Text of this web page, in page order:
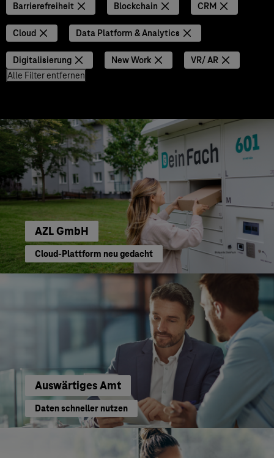
Barrierefreiheit Blockchain CRM
Cloud Data Platform & Analytics
Digitalisierung New Work
VR/ AR
Alle Filter entfernen
AZL GmbH
Cloud-Plattform neu gedacht
Auswärtiges Amt
Daten schneller nutzen